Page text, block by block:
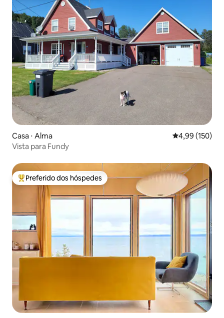
Casa ⋅ Alma 4,99 de uma
4,99 (150)
Vista para Fundy
Entre os melhores preferidos dos hóspedes
Preferido dos hóspedes